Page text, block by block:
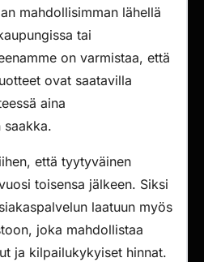
mahdollisimman lähellä
tai
on varmistaa, että
ovat saatavilla
aina
saakka.
että tyytyväinen
toisensa jälkeen. Siksi
laatuun myös
joka mahdollistaa
ja kilpailukykyiset hinnat.